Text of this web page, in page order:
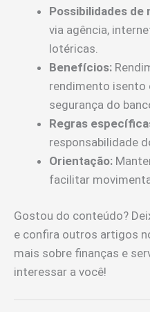
Possibilidades de
via agência,
lotéricas.
Benefícios:
rendimento isento
segurança do
Regras
responsabilidade
Orientação:
facilitar
Gostou do conteúdo?
e confira outros artigos
mais sobre finanças e
interessar a você!